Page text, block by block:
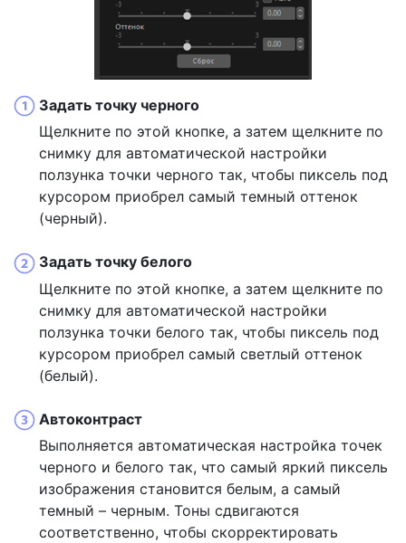
Задать точку черного
Щелкните по этой кнопке, а затем щелкните по
снимку для автоматической настройки
ползунка точки черного так, чтобы пиксель под
курсором приобрел самый темный оттенок
(черный).
Задать точку белого
Щелкните по этой кнопке, а затем щелкните по
снимку для автоматической настройки
ползунка точки белого так, чтобы пиксель под
курсором приобрел самый светлый оттенок
(белый).
Автоконтраст
Выполняется автоматическая настройка точек
черного и белого так, что самый яркий пиксель
изображения становится белым, а самый
темный – черным. Тоны сдвигаются
соответственно, чтобы скорректировать